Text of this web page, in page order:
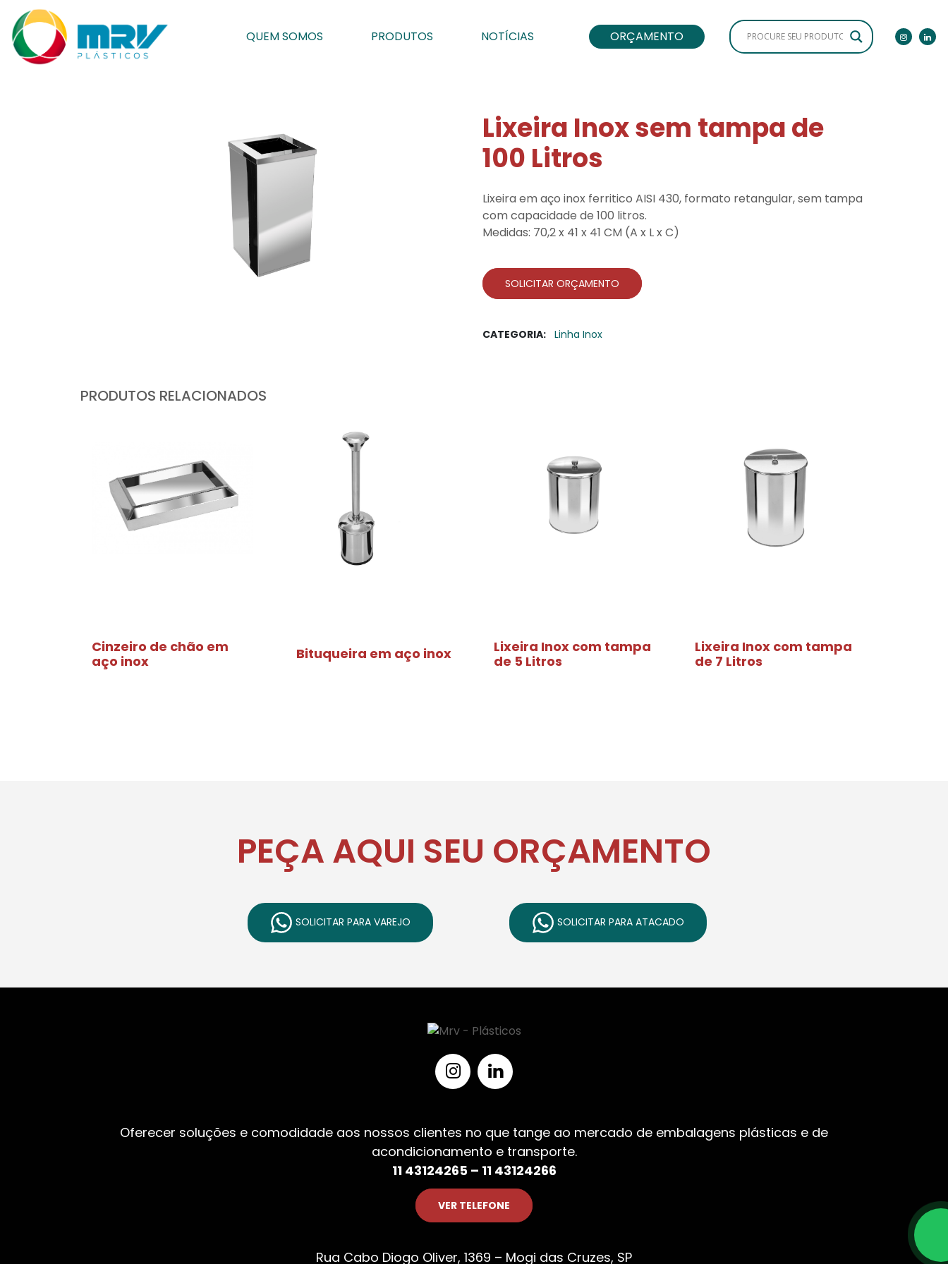
QUEM SOMOS PRODUTOS NOTÍCIAS ORÇAMENTO
Lixeira Inox sem tampa de
100 Litros
Lixeira em aço inox ferritico AISI 430, formato retangular, sem tampa
com capacidade de 100 litros.
Medidas: 70,2 x 41 x 41 CM (A x L x C)
SOLICITAR ORÇAMENTO
CATEGORIA: Linha Inox
PRODUTOS RELACIONADOS
Cinzeiro de chão em
aço inox
Bituqueira em aço inox
Lixeira Inox com tampa
de 5 Litros
Lixeira Inox com tampa
de 7 Litros
PEÇA AQUI SEU ORÇAMENTO
SOLICITAR PARA VAREJO SOLICITAR PARA ATACADO
Oferecer soluções e comodidade aos nossos clientes no que tange ao mercado de embalagens plásticas e de
acondicionamento e transporte.
11 43124265 – 11 43124266
VER TELEFONE
Rua Cabo Diogo Oliver, 1369 – Mogi das Cruzes, SP